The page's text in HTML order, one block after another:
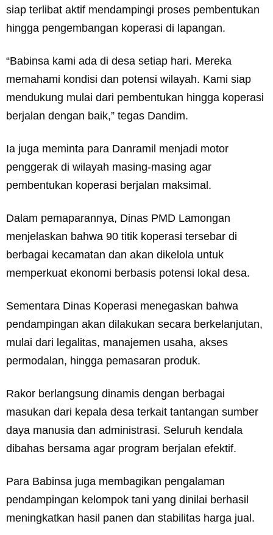
siap terlibat aktif mendampingi proses pembentukan
hingga pengembangan koperasi di lapangan.
“Babinsa kami ada di desa setiap hari. Mereka
memahami kondisi dan potensi wilayah. Kami siap
mendukung mulai dari pembentukan hingga koperasi
berjalan dengan baik,” tegas Dandim.
Ia juga meminta para Danramil menjadi motor
penggerak di wilayah masing-masing agar
pembentukan koperasi berjalan maksimal.
Dalam pemaparannya, Dinas PMD Lamongan
menjelaskan bahwa 90 titik koperasi tersebar di
berbagai kecamatan dan akan dikelola untuk
memperkuat ekonomi berbasis potensi lokal desa.
Sementara Dinas Koperasi menegaskan bahwa
pendampingan akan dilakukan secara berkelanjutan,
mulai dari legalitas, manajemen usaha, akses
permodalan, hingga pemasaran produk.
Rakor berlangsung dinamis dengan berbagai
masukan dari kepala desa terkait tantangan sumber
daya manusia dan administrasi. Seluruh kendala
dibahas bersama agar program berjalan efektif.
Para Babinsa juga membagikan pengalaman
pendampingan kelompok tani yang dinilai berhasil
meningkatkan hasil panen dan stabilitas harga jual.